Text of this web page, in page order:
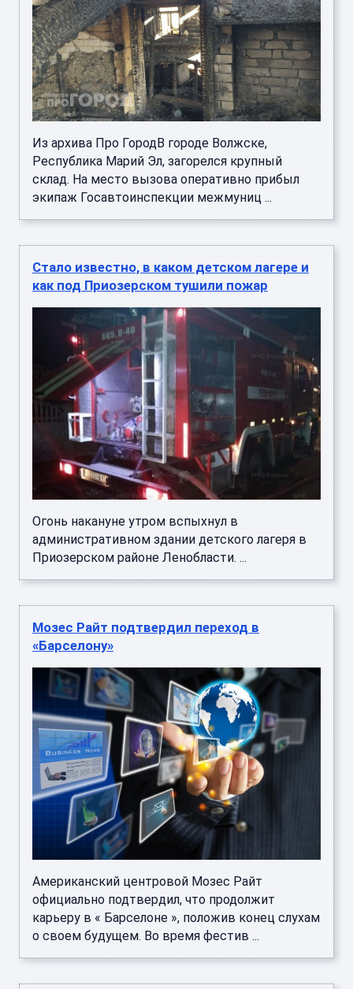
Из архива Про ГородВ городе Волжске,
Республика Марий Эл, загорелся крупный
склад. На место вызова оперативно прибыл
экипаж Госавтоинспекции межмуниц ...
Стало известно, в каком детском лагере и
как под Приозерском тушили пожар
Огонь накануне утром вспыхнул в
административном здании детского лагеря в
Приозерском районе Ленобласти. ...
Мозес Райт подтвердил переход в
«Барселону»
Американский центровой Мозес Райт
официально подтвердил, что продолжит
карьеру в « Барселоне », положив конец слухам
о своем будущем. Во время фестив ...